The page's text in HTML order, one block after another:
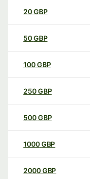
20GBP
50GBP
100GBP
250GBP
500GBP
1000GBP
2000GBP